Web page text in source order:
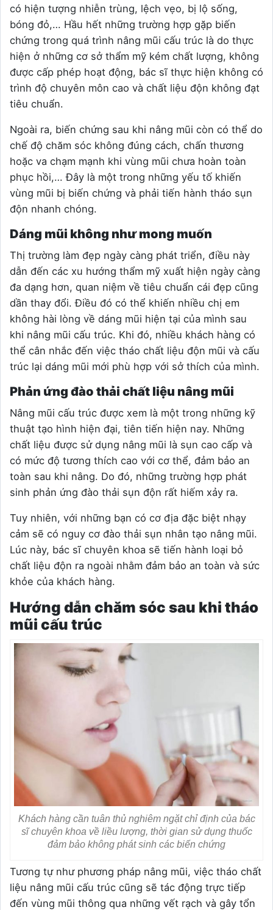
có hiện tượng nhiễn trùng, lệch vẹo, bị lộ sống,
bóng đỏ,… Hầu hết những trường hợp gặp biến
chứng trong quá trình nâng mũi cấu trúc là do thực
hiện ở những cơ sở thẩm mỹ kém chất lượng, không
được cấp phép hoạt động, bác sĩ thực hiện không có
trình độ chuyên môn cao và chất liệu độn không đạt
tiêu chuẩn.
Ngoài ra, biến chứng sau khi nâng mũi còn có thể do
chế độ chăm sóc không đúng cách, chấn thương
hoặc va chạm mạnh khi vùng mũi chưa hoàn toàn
phục hồi,… Đây là một trong những yếu tố khiến
vùng mũi bị biến chứng và phải tiến hành tháo sụn
độn nhanh chóng.
Dáng mũi không như mong muốn
Thị trường làm đẹp ngày càng phát triển, điều này
dẫn đến các xu hướng thẩm mỹ xuất hiện ngày càng
đa dạng hơn, quan niệm về tiêu chuẩn cái đẹp cũng
dần thay đổi. Điều đó có thể khiến nhiều chị em
không hài lòng về dáng mũi hiện tại của mình sau
khi nâng mũi cấu trúc. Khi đó, nhiều khách hàng có
thể cân nhắc đến việc tháo chất liệu độn mũi và cấu
trúc lại dáng mũi mới phù hợp với sở thích của mình.
Phản ứng đào thải chất liệu nâng mũi
Nâng mũi cấu trúc được xem là một trong những kỹ
thuật tạo hình hiện đại, tiên tiến hiện nay. Những
chất liệu được sử dụng nâng mũi là sụn cao cấp và
có mức độ tương thích cao với cơ thể, đảm bảo an
toàn sau khi nâng. Do đó, những trường hợp phát
sinh phản ứng đào thải sụn độn rất hiếm xảy ra.
Tuy nhiên, với những bạn có cơ địa đặc biệt nhạy
cảm sẽ có nguy cơ đào thải sụn nhân tạo nâng mũi.
Lúc này, bác sĩ chuyên khoa sẽ tiến hành loại bỏ
chất liệu độn ra ngoài nhằm đảm bảo an toàn và sức
khỏe của khách hàng.
Hướng dẫn chăm sóc sau khi tháo
mũi cấu trúc
Khách hàng cần tuân thủ nghiêm ngặt chỉ định của bác
sĩ chuyên khoa về liều lượng, thời gian sử dụng thuốc
đảm bảo không phát sinh các biến chứng
Tương tự như phương pháp nâng mũi, việc tháo chất
liệu nâng mũi cấu trúc cũng sẽ tác động trực tiếp
đến vùng mũi thông qua những vết rạch và gây tổn